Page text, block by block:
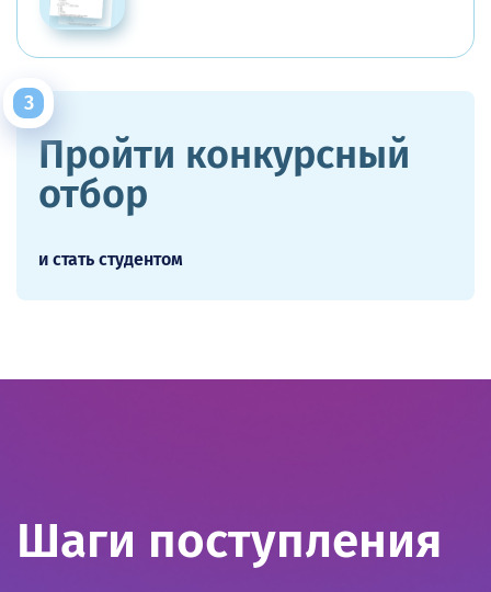
Пройти конкурсный
отбор
и стать студентом
Шаги поступления